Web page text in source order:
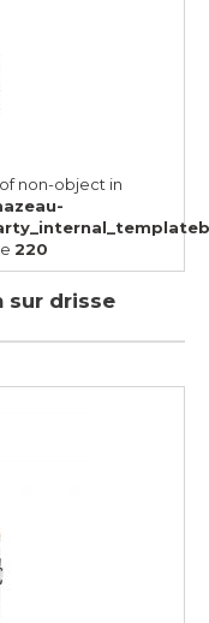
non-object in
220
sur drisse